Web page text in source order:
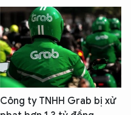
Công ty TNHH Grab bị xử